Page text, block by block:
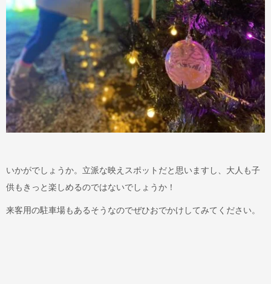
いかがでしょうか。立派な映えスポットだと思いますし、大人も子
供もきっと楽しめるのではないでしょうか！
来客用の駐車場もあるそうなのでぜひおでかけしてみてください。